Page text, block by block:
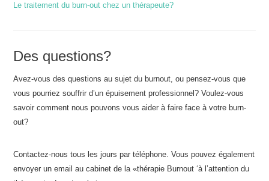
Le traitement du burn-out chez un thérapeute?
Des questions?
Avez-vous des questions au sujet du burnout, ou pensez-vous que
vous pourriez souffrir d’un épuisement professionnel? Voulez-vous
savoir comment nous pouvons vous aider à faire face à votre burn-
out?
Contactez-nous tous les jours par téléphone. Vous pouvez également
envoyer un email au cabinet de la «thérapie Burnout ‘à l’attention du